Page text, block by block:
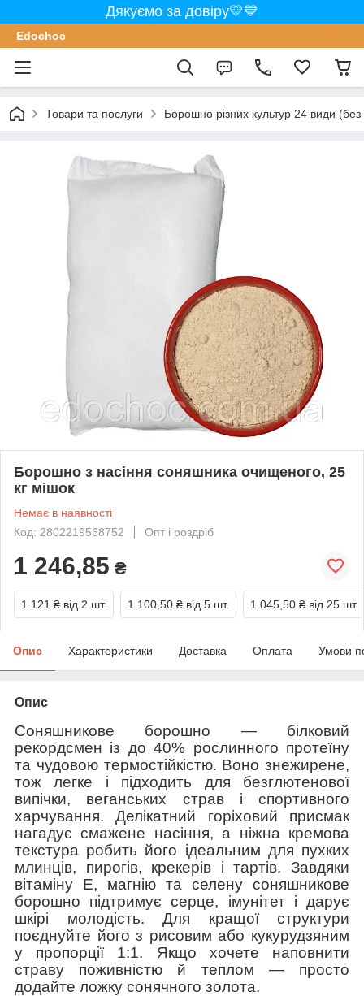
Дякуємо за довіру💛💙
Edochoс
Товари та послуги Борошно різних культур 24 види
Борошно з насіння соняшника очищеного, 25
кг мішок
Немає в наявності
Код: 2802219568752
Опт і роздріб
1 246,85 ₴
1 121 ₴ від 2 шт. 1 100,50 ₴ від 5 шт. 1 045,50 ₴ від 25 шт.
Опис Характеристики Доставка Оплата Умови
Опис
Соняшникове борошно — білковий
рекордсмен із до 40% рослинного протеїну
та чудовою термостійкістю. Воно знежирене,
тож легке і підходить для безглютенової
випічки, веганських страв і спортивного
харчування. Делікатний горіховий присмак
нагадує смажене насіння, а ніжна кремова
текстура робить його ідеальним для пухких
млинців, пирогів, крекерів і тартів. Завдяки
вітаміну Е, магнію та селену соняшникове
борошно підтримує серце, імунітет і дарує
шкірі молодість. Для кращої структури
поєднуйте його з рисовим або кукурудзяним
у пропорції 1:1. Якщо хочете наповнити
страву поживністю й теплом — просто
додайте ложку сонячного золота.